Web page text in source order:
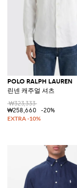
POLO RALPH LAUREN
린넨 캐주얼 셔츠
₩323,333
₩258,660
-20%